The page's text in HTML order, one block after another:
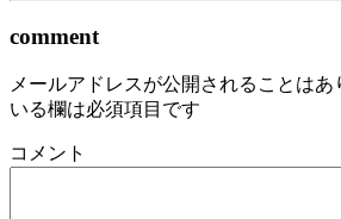
comment
メールアドレスが公開されることはあ
いる欄は必須項目です
コメント